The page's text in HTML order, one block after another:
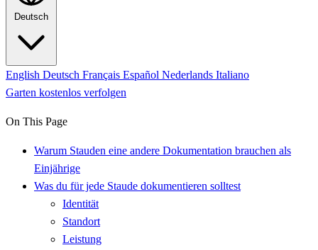
Deutsch
English Deutsch Français Español Nederlands Italiano
Garten kostenlos verfolgen
On This Page
Warum Stauden eine andere Dokumentation brauchen als
Einjährige
Was du für jede Staude dokumentieren solltest
Identität
Standort
Leistung